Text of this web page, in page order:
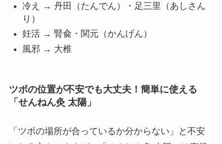
冷え → 丹田（たんでん）・足三里（あしさん
り）
妊活 → 腎兪・関元（かんげん）
風邪 → 大椎
ツボの位置が不安でも大丈夫！簡単に使える
「せんねん灸 太陽」
「ツボの場所が合っているか分からない」と不安